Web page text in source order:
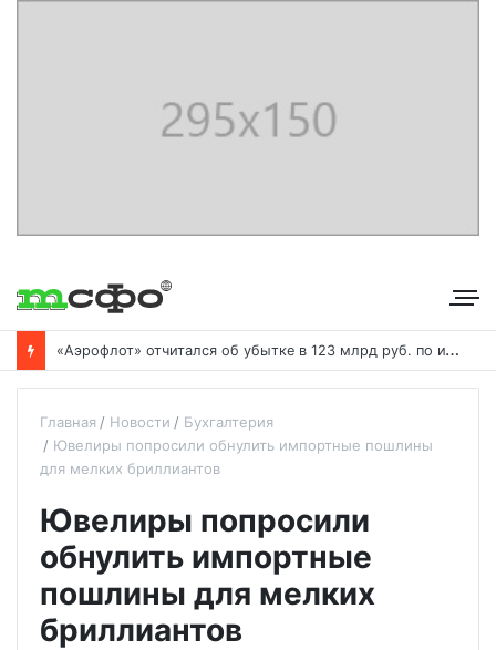
«
Аэрофлот» отчитался об убытке в 123 млрд руб. по итогам года пандемии
Главная Новости
Бухгалтерия
Ювелиры попросили обнулить импортные пошлины
для мелких бриллиантов
Ювелиры попросили
обнулить импортные
пошлины для мелких
бриллиантов